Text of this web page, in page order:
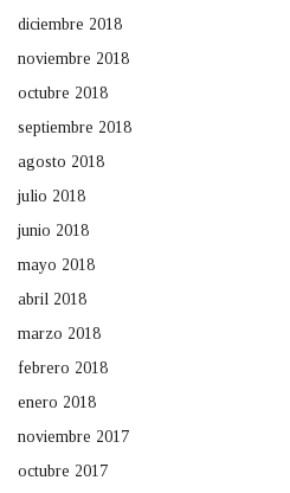
diciembre 2018
noviembre 2018
octubre 2018
septiembre 2018
agosto 2018
julio 2018
junio 2018
mayo 2018
abril 2018
marzo 2018
febrero 2018
enero 2018
noviembre 2017
octubre 2017